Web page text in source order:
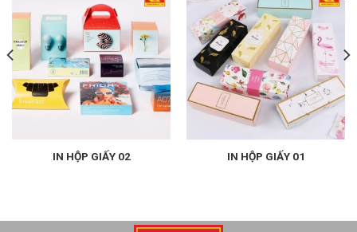
IN HỘP GIẤY 02 IN HỘP GIẤY 01